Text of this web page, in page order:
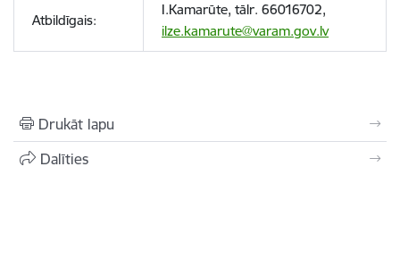
Atbildīgais:
I.Kamarūte, tālr. 66016702,
ilze.kamarute@varam.gov.lv
Drukāt lapu
Dalīties